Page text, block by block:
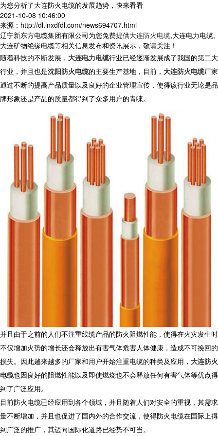
为您分析了大连防火电缆的发展趋势，快来看看
2021-10-08 10:46:00
来源：http://dl.lnxdfdl.com/news694707.html
辽宁新东方电缆集团有限公司为您免费提供大连防火电缆,大连电力电缆,
大连矿物绝缘电缆等相关信息发布和资讯展示，敬请关注！
随着科技的不断发展， 大连电力电缆行业已经逐渐发展成了我国的第二大
行业，并且也是沈阳防火电缆的主要生产基地，目前， 大连防火电缆厂家
通过不断的提高产品质量以及良好的企业管理宣传，使得该行业无论是品
牌形象还是产品的质量都得到了众多用户的青睐。
并且由于之前的人们不注重线缆产品的防火阻燃性能，使得在火灾发生时
不仅增加火势的增长还会释放出有害气体危害人体健康，造成不可挽回的
损失。因此越来越多的厂家和用户开始注重电缆的种类及应用， 大连防火
电缆也因良好的阻燃性能以及即使燃烧也不会释放任何有害气体等优点得
到了广泛应用。
目前防火电缆已经应用到各个领域，并且随着人们对安全的重视，其需求
量不断增加，并且也促进了国内外的合作交流，使得防火电缆在国际上得
到广泛的推广，其迈向国际化道路已经势不可当。